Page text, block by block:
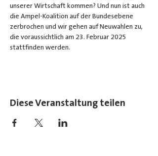
unserer Wirtschaft kommen? Und nun ist auch
die Ampel-Koalition auf der Bundesebene
zerbrochen und wir gehen auf Neuwahlen zu,
die voraussichtlich am 23. Februar 2025
stattfinden werden.
Diese Veranstaltung teilen